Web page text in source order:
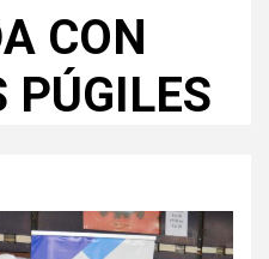
CON
PÚGILES